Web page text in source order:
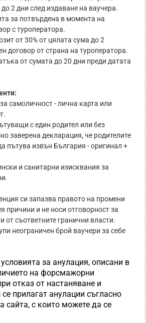
2 дни след издаване на ваучера.
за потвърдена в момента на
с туроператора.
от 30% от цялата сума до 2
договор от страна на туроператора.
от сумата до 20 дни преди датата
самоличност - лична карта или
с един родител или без
заверена декларация, че родителите
пътува извън България - оригинал +
и санитарни изисквания за
си запазва правото на промени
причини и не носи отговорност за
от съответните гранични власти.
неограничен брой ваучери за себе
за анулация, описани в
на форсмажорни
отказ от настаняване и
прилагат анулации съгласно
сайта, с които можете да се